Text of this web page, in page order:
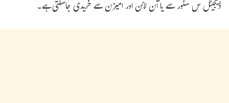
ڈیجیٹل س سٹور سے یا آن لائن اور امیزن سے خریدی جاسکتی ہے۔